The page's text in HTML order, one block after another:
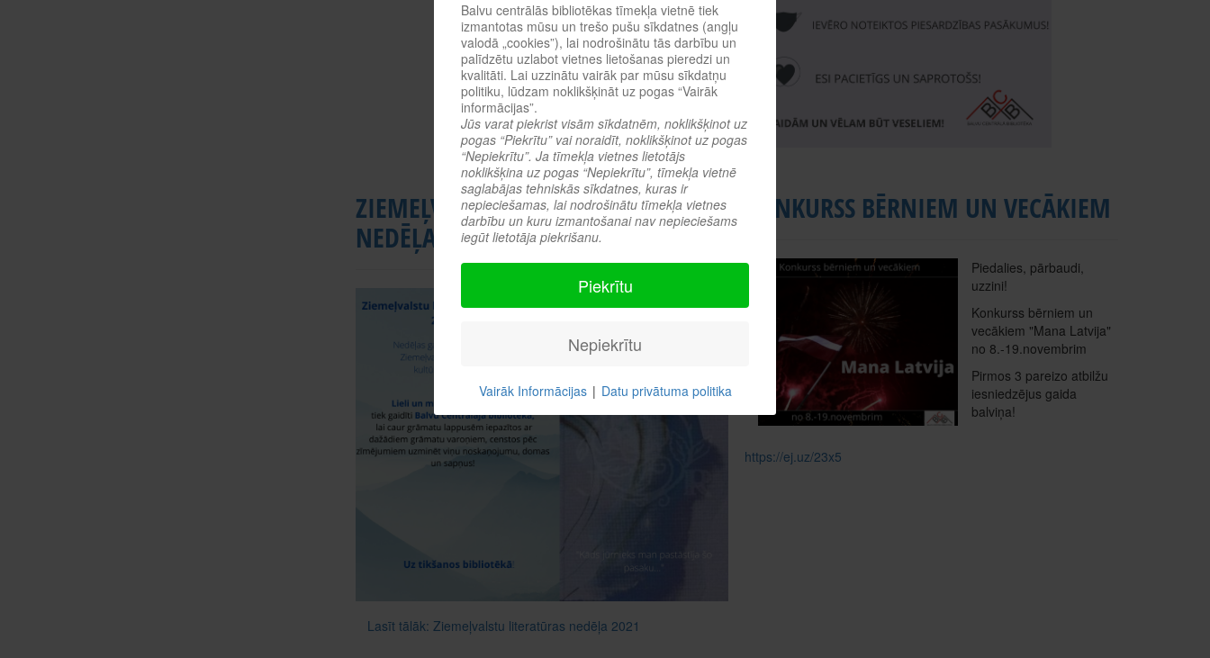
ZIEMEĻVALSTU LITERATŪRAS
NEDĒĻA 2021
Lasīt tālāk: Ziemeļvalstu literatūras nedēļa 2021
KONKURSS BĒRNIEM UN VECĀKIEM
Piedalies, pārbaudi,
uzzini!
Konkurss bērniem un
vecākiem "Mana Latvija"
no 8.-19.novembrim
Pirmos 3 pareizo atbilžu
iesniedzējus gaida
balviņa!
https://ej.uz/23x5
Balvu centrālās bibliotēkas tīmekļa vietnē tiek
izmantotas mūsu un trešo pušu sīkdatnes (angļu
valodā „cookies”), lai nodrošinātu tās darbību un
palīdzētu uzlabot vietnes lietošanas pieredzi un
kvalitāti. Lai uzzinātu vairāk par mūsu sīkdatņu
politiku, lūdzam noklikšķināt uz pogas “Vairāk
informācijas”.
Jūs varat piekrist visām sīkdatnēm, noklikšķinot uz
pogas “Piekrītu” vai noraidīt, noklikšķinot uz pogas
“Nepiekrītu”. Ja tīmekļa vietnes lietotājs
noklikšķina uz pogas “Nepiekrītu”, tīmekļa vietnē
saglabājas tehniskās sīkdatnes, kuras ir
nepieciešamas, lai nodrošinātu tīmekļa vietnes
darbību un kuru izmantošanai nav nepieciešams
iegūt lietotāja piekrišanu.
Piekrītu
Nepiekrītu
Vairāk Informācijas | Datu privātuma politika